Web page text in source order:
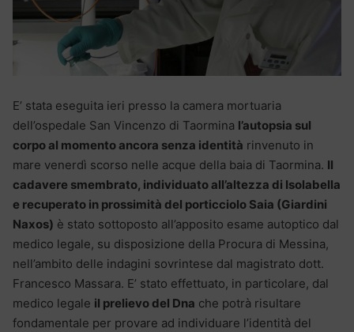
E’ stata eseguita ieri presso la camera mortuaria
dell’ospedale San Vincenzo di Taormina l’autopsia sul
corpo al momento ancora senza identità rinvenuto in
mare venerdì scorso nelle acque della baia di Taormina. Il
cadavere smembrato, individuato all’altezza di Isolabella
e recuperato in prossimità del porticciolo Saia (Giardini
Naxos) è stato sottoposto all’apposito esame autoptico dal
medico legale, su disposizione della Procura di Messina,
nell’ambito delle indagini sovrintese dal magistrato dott.
Francesco Massara. E’ stato effettuato, in particolare, dal
medico legale il prelievo del Dna che potrà risultare
fondamentale per provare ad individuare l’identità del